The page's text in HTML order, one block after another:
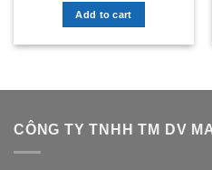
Add to cart
CÔNG TY TNHH TM DV